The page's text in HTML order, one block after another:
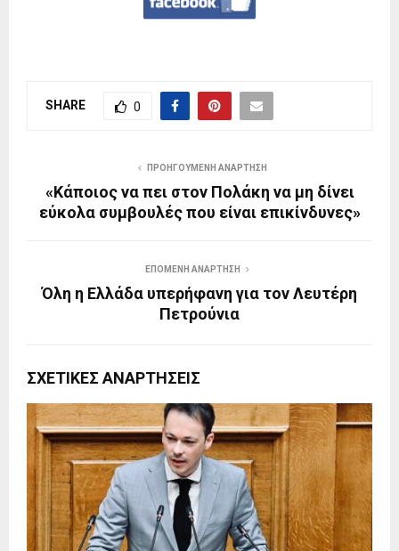
SHARE 0
ΠΡΟΗΓΟΎΜΕΝΗ ΑΝΆΡΤΗΣΗ
«Κάποιος να πει στον Πολάκη να μη δίνει
εύκολα συμβουλές που είναι επικίνδυνες»
ΕΠΌΜΕΝΗ ΑΝΆΡΤΗΣΗ
Όλη η Ελλάδα υπερήφανη για τον Λευτέρη
Πετρούνια
ΣΧΕΤΙΚΈΣ ΑΝΑΡΤΉΣΕΙΣ